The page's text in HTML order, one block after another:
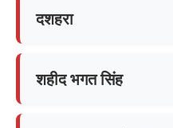
दशहरा
शहीद भगत सिंह